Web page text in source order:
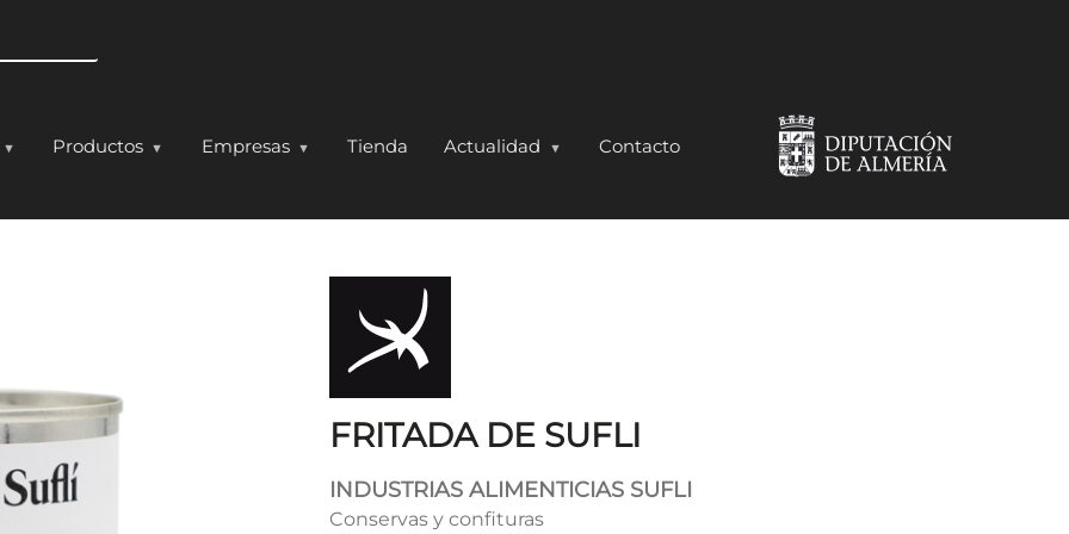
Productos Empresas Tienda Actualidad Contacto
FRITADA DE SUFLI
INDUSTRIAS ALIMENTICIAS SUFLI
Conservas y confituras